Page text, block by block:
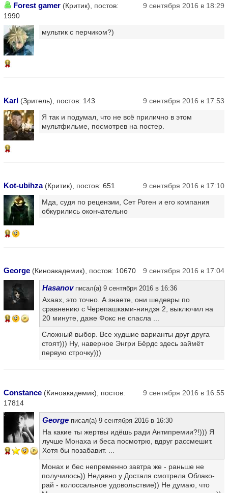
Forest gamer (Критик), постов:
1990
9 сентября 2016 в 18:29
16
мультик с перчиком?)
Karl (Зритель), постов: 143 9 сентября 2016 в 17:53
10
Я так и подумал, что не всё прилично в этом
мультфильме, посмотрев на постер.
Kot-ubihza(Критик), постов: 651 9 сентября 2016 в 17:10
10
Мда, судя по рецензии, Сет Роген и его компания
обкурились окончательно
George (Киноакадемик), постов: 10670 9 сентября 2016 в 17:04
10
Hasanovписал(а) 9 сентября 2016 в 16:36
Ахаах, это точно. А знаете, они шедевры по
сравнению с Черепашками-ниндзя 2, выключил на
20 минуте, даже Фокс не спасла ...
Сложный выбор. Все худшие варианты друг друга
стоят))) Ну, наверное Энгри Бёрдс здесь займёт
первую строчку)))
Constance (Киноакадемик), постов:
17814
9 сентября 2016 в 16:55
13
George писал(а) 9 сентября 2016 в 16:30
На какие ты жертвы идёшь ради Антипремии?!))) Я
лучше Монаха и беса посмотрю, вдруг рассмешит.
Хотя бы позабавит. ...
Монах и бес непременно завтра же - раньше не
получилось)) Недавно у Досталя смотрела Облако-
рай - колоссальное удовольствие)) Не думаю, что